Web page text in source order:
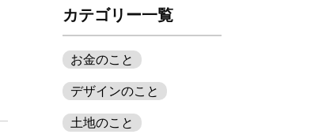
カテゴリー一覧
お金のこと
デザインのこと
土地のこと